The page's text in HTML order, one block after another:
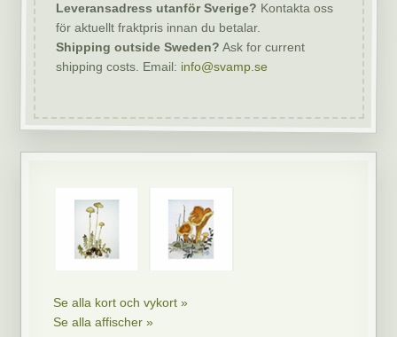
Leveransadress utanför Sverige? Kontakta oss
för aktuellt fraktpris innan du betalar.
Shipping outside Sweden? Ask for current
shipping costs. Email: info@svamp.se
Se alla kort och vykort »
Se alla affischer »